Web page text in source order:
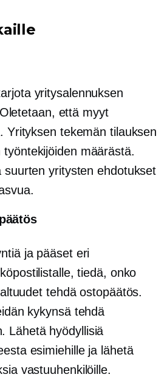
yritysalennuksen
että myyt
Yrityksen tekemän tilauksen
määrästä.
suurten yritysten ehdotukset
ja pääset eri
tiedä, onko
tehdä ostopäätös.
kykynsä tehdä
Lähetä hyödyllisiä
esimiehille ja lähetä
vastuuhenkilöille.